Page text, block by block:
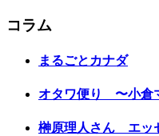
コラム
まるごとカナダ
オタワ便り 〜小倉
榊原理人さん エッ